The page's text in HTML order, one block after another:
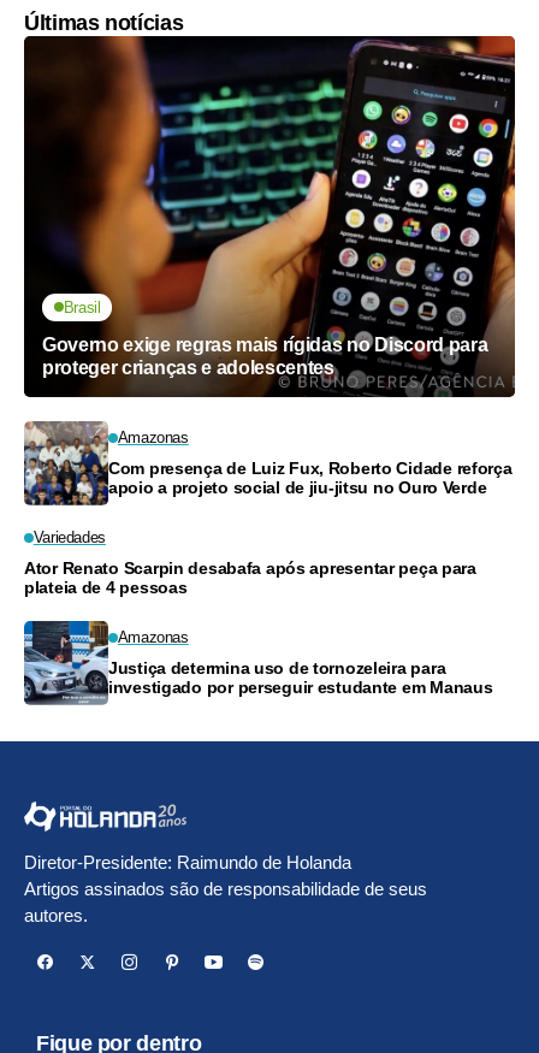
Últimas notícias
Brasil
Governo exige regras mais rígidas no Discord para
proteger crianças e adolescentes
Amazonas
Com presença de Luiz Fux, Roberto Cidade reforça
apoio a projeto social de jiu-jitsu no Ouro Verde
Variedades
Ator Renato Scarpin desabafa após apresentar peça para
plateia de 4 pessoas
Amazonas
Justiça determina uso de tornozeleira para
investigado por perseguir estudante em Manaus
Diretor-Presidente: Raimundo de Holanda
Artigos assinados são de responsabilidade de seus
autores.
Fique por dentro